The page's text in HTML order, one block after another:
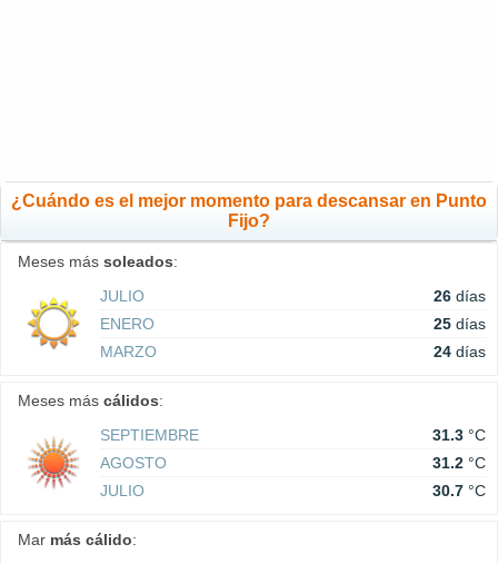
¿Cuándo es el mejor momento para descansar en Punto
Fijo?
Meses más soleados:
JULIO
26 días
ENERO
25 días
MARZO
24 días
Meses más cálidos:
SEPTIEMBRE
31.3 °C
AGOSTO
31.2 °C
JULIO
30.7 °C
Mar más cálido: